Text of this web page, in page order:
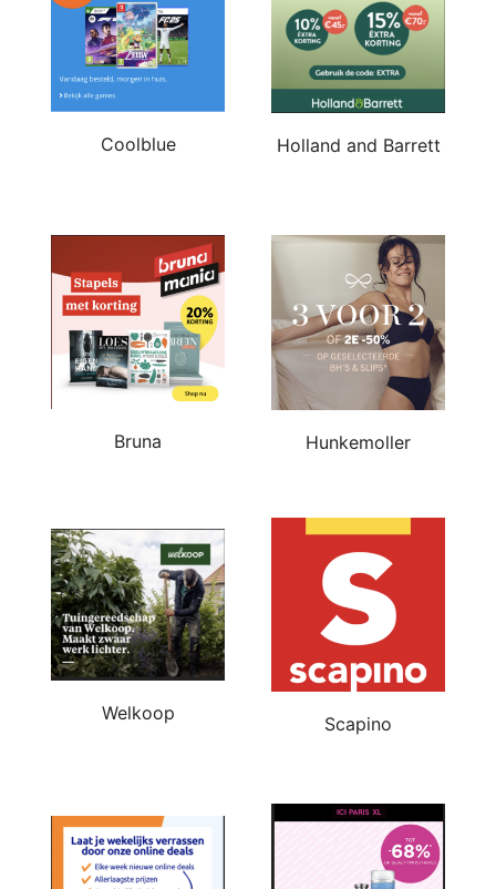
Coolblue Holland and Barrett
Bruna Hunkemoller
Welkoop
Scapino